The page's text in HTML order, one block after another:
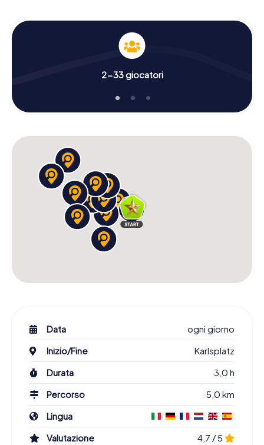
2-33 giocatori
Data
ogni giorno
Inizio/Fine
Karlsplatz
Durata
3,0 h
Percorso
5,0 km
Lingua
Valutazione
4,7 / 5